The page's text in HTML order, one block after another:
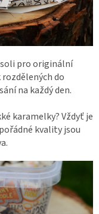
pro originální
do
na každý den.
karamelky? Vždyť je
kvality jsou